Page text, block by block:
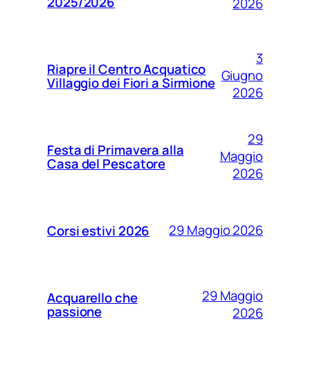
Riapre il Centro Acquatico
Villaggio dei Fiori a Sirmione
3
Giugno
2026
Festa di Primavera alla
Casa del Pescatore
29
Maggio
2026
Corsi estivi 2026 29 Maggio 2026
Acquarello che
passione
29 Maggio
2026